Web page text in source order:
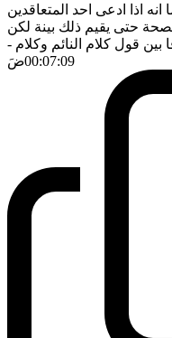
انه اذا ادعى احد المتعاقدين
حتى يقيم ذلك بينة لكن
قول كلام النائم وكلام -
00:07:09ضَ